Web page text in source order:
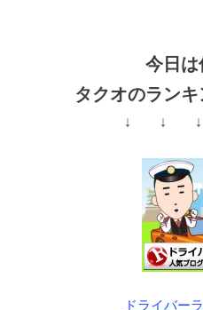
今日は
タクオのラン
↓ ↓
ドライバー